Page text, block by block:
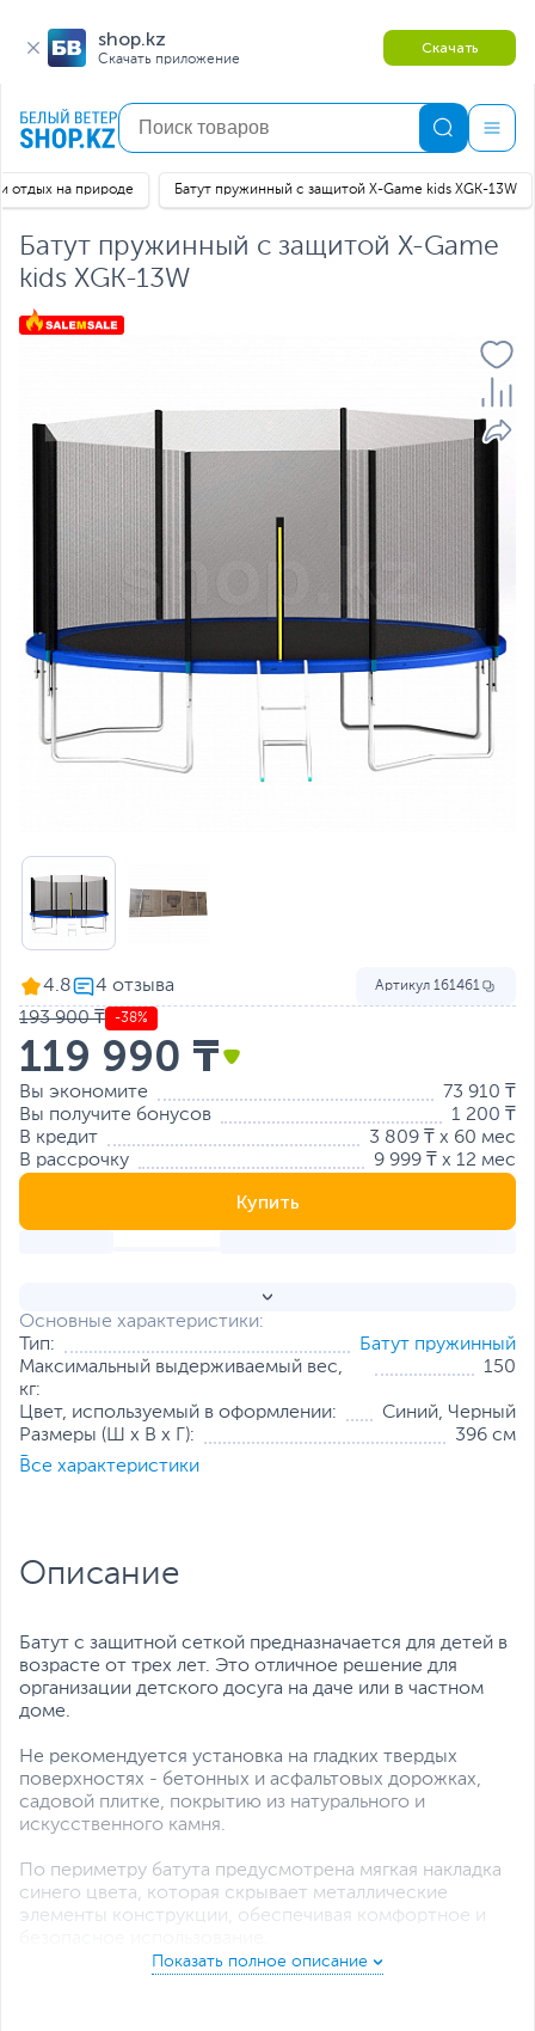
shop.kz
Скачать приложение
Скачать
отдых на природе Батут пружинный с защитой X-Game kids XGK-13W
Батут пружинный с защитой X-Game
kids XGK-13W
Основные характеристики:
Тип:
Батут пружинный
Максимальный выдерживаемый вес,
кг:
150
Цвет, используемый в оформлении:
Синий, Черный
Размеры (Ш х В х Г):
396 см
Все характеристики
Все характеристики
4.8 Артикул 161461
193 900 ₸ -38%
119 990 ₸
Вы экономите
73 910 ₸
Вы получите бонусов
1 200 ₸
В кредит
3 809 ₸ x 60 мес
В рассрочку
9 999 ₸ x 12 мес
Купить
Описание
Батут с защитной сеткой предназначается для детей в
возрасте от трех лет. Это отличное решение для
организации детского досуга на даче или в частном
доме.
Не рекомендуется установка на гладких твердых
поверхностях - бетонных и асфальтовых дорожках,
садовой плитке, покрытию из натурального и
искусственного камня.
По периметру батута предусмотрена мягкая накладка
синего цвета, которая скрывает металлические
элементы конструкции, обеспечивая комфортное и